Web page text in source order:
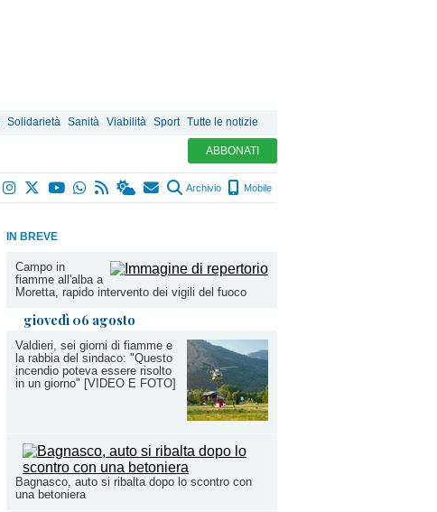
Solidarietà Sanità Viabilità Sport Tutte le notizie
ABBONATI
Archivio Mobile
IN BREVE
Campo in
fiamme all'alba a
Moretta, rapido intervento dei vigili del fuoco
giovedì 06 agosto
Valdieri, sei giorni di fiamme e
la rabbia del sindaco: "Questo
incendio poteva essere risolto
in un giorno" [VIDEO E FOTO]
Bagnasco, auto si ribalta dopo lo scontro con
una betoniera